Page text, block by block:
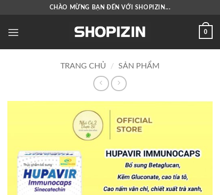
nội
CHÀO MỪNG BẠN ĐẾN VỚI SHOPIZIN...
0
TRANG CHỦ / SẢN PHẨM